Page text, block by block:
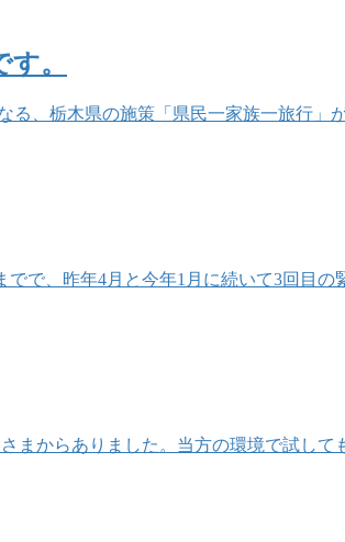
。
、栃木県の施策「県民一家族一旅行
で、昨年4月と今年1月に続いて3回目
からありました。当方の環境で試して